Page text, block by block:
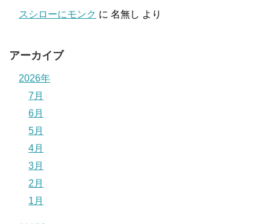
スシローにモンク に 名無し より
アーカイブ
2026年
7月
6月
5月
4月
3月
2月
1月